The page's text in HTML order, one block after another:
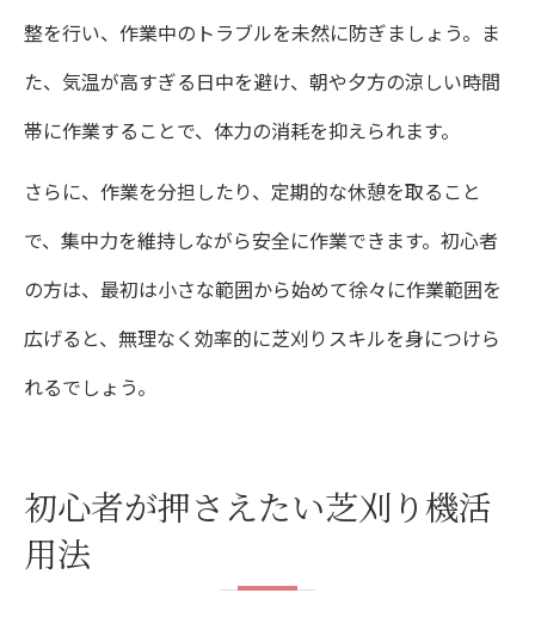
整を行い、作業中のトラブルを未然に防ぎましょう。ま
た、気温が高すぎる日中を避け、朝や夕方の涼しい時間
帯に作業することで、体力の消耗を抑えられます。
さらに、作業を分担したり、定期的な休憩を取ること
で、集中力を維持しながら安全に作業できます。初心者
の方は、最初は小さな範囲から始めて徐々に作業範囲を
広げると、無理なく効率的に芝刈りスキルを身につけら
れるでしょう。
初心者が押さえたい芝刈り機活
用法